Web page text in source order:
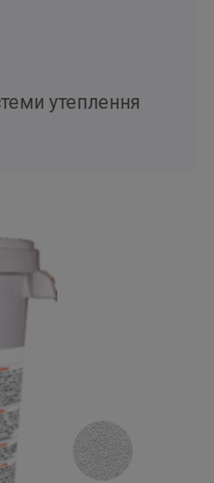
утеплення